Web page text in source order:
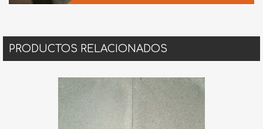
PRODUCTOS RELACIONADOS